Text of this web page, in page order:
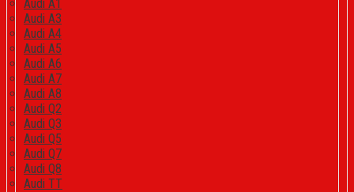
Audi A1
Audi A3
Audi A4
Audi A5
Audi A6
Audi A7
Audi A8
Audi Q2
Audi Q3
Audi Q5
Audi Q7
Audi Q8
Audi TT